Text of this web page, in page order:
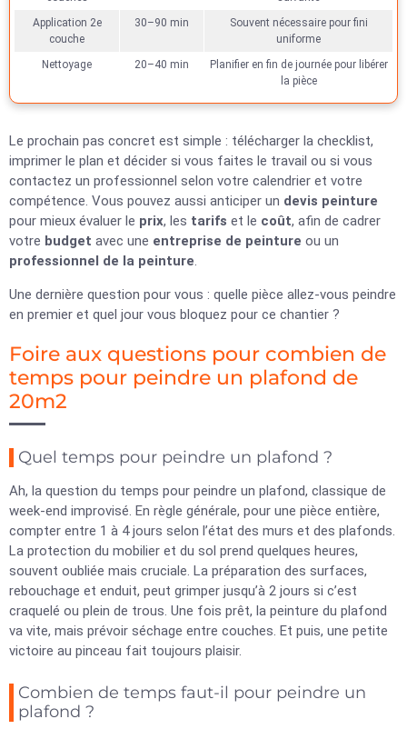
Application 2e
couche
30–90 min
Souvent nécessaire pour fini
uniforme
Nettoyage
20–40 min
Planifier en fin de journée pour libérer
la pièce
Le prochain pas concret est simple : télécharger la checklist,
imprimer le plan et décider si vous faites le travail ou si vous
contactez un professionnel selon votre calendrier et votre
compétence. Vous pouvez aussi anticiper un devis peinture
pour mieux évaluer le prix, les tarifs et le coût, afin de cadrer
votre budget avec une entreprise de peinture ou un
professionnel de la peinture.
Une dernière question pour vous : quelle pièce allez-vous peindre
en premier et quel jour vous bloquez pour ce chantier ?
Foire aux questions pour combien de
temps pour peindre un plafond de
20m2
Quel temps pour peindre un plafond ?
Ah, la question du temps pour peindre un plafond, classique de
week-end improvisé. En règle générale, pour une pièce entière,
compter entre 1 à 4 jours selon l’état des murs et des plafonds.
La protection du mobilier et du sol prend quelques heures,
souvent oubliée mais cruciale. La préparation des surfaces,
rebouchage et enduit, peut grimper jusqu’à 2 jours si c’est
craquelé ou plein de trous. Une fois prêt, la peinture du plafond
va vite, mais prévoir séchage entre couches. Et puis, une petite
victoire au pinceau fait toujours plaisir.
Combien de temps faut-il pour peindre un
plafond ?